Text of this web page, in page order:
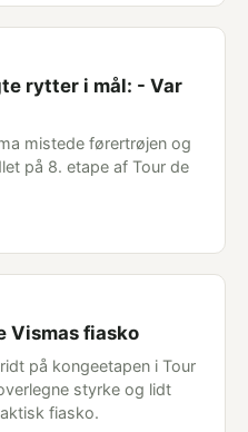
rytter i mål: - Var
mistede førertrøjen og
på 8. etape af Tour de
Vismas fiasko
på kongeetapen i Tour
styrke og lidt
fiasko.